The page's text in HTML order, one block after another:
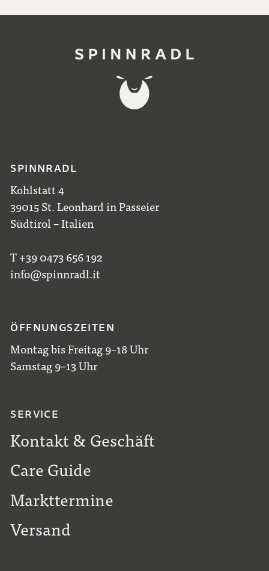
SPINNRADL
Kohlstatt 4
39015 St. Leonhard in Passeier
Südtirol – Italien
T +39 0473 656 192
info@spinnradl.it
ÖFFNUNGSZEITEN
Montag bis Freitag 9–18 Uhr
Samstag 9–13 Uhr
SERVICE
Kontakt & Geschäft
Care Guide
Markttermine
Versand